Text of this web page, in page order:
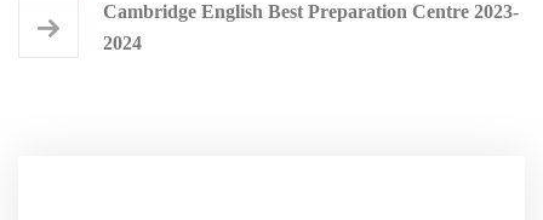
Cambridge English Best Preparation Centre 2023-
2024